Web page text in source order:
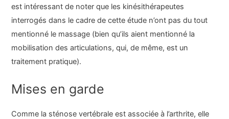
est intéressant de noter que les kinésithérapeutes
interrogés dans le cadre de cette étude n’ont pas du tout
mentionné le massage (bien qu’ils aient mentionné la
mobilisation des articulations, qui, de même, est un
traitement pratique).
Mises en garde
Comme la sténose vertébrale est associée à l’arthrite, elle